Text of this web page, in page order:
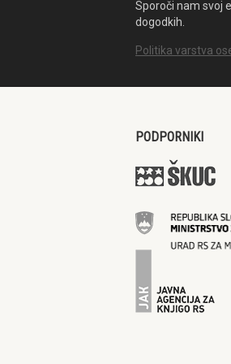
Sporoči nam svoj
dogodkih.
Politika varstva
PODPORNIKI